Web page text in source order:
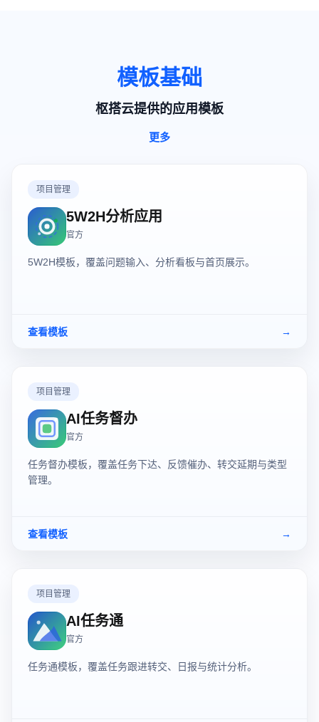
模板基础
枢搭云提供的应用模板
更多
项目管理
5W2H分析应用
官方
5W2H模板，覆盖问题输入、分析看板与首页展示。
查看模板 →
项目管理
AI任务督办
官方
任务督办模板，覆盖任务下达、反馈催办、转交延期与类型
管理。
查看模板 →
项目管理
AI任务通
官方
任务通模板，覆盖任务跟进转交、日报与统计分析。